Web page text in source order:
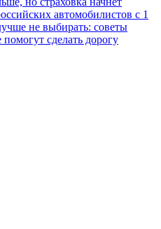
автомобилистов с 1
не выбирать: советы
сделать дорогу